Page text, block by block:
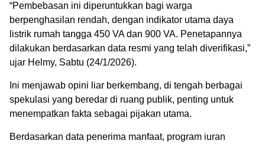
“Pembebasan ini diperuntukkan bagi warga
berpenghasilan rendah, dengan indikator utama daya
listrik rumah tangga 450 VA dan 900 VA. Penetapannya
dilakukan berdasarkan data resmi yang telah diverifikasi,”
ujar Helmy, Sabtu (24/1/2026).
Ini menjawab opini liar berkembang, di tengah berbagai
spekulasi yang beredar di ruang publik, penting untuk
menempatkan fakta sebagai pijakan utama.
Berdasarkan data penerima manfaat, program iuran